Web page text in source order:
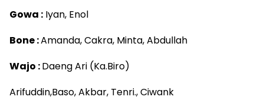
Gowa : Iyan, Enol
Bone :Amanda, Cakra, Minta, Abdullah
Wajo :Daeng Ari (Ka.Biro)
Arifuddin,Baso, Akbar, Tenri., Ciwank